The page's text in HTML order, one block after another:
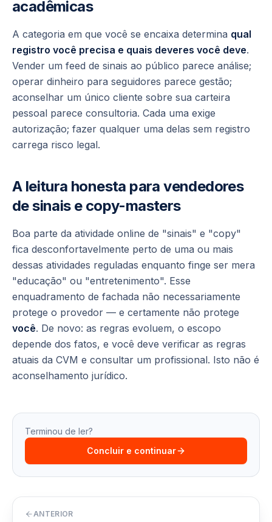
acadêmicas
A categoria em que você se encaixa determina qual
registro você precisa e quais deveres você deve.
Vender um feed de sinais ao público parece análise;
operar dinheiro para seguidores parece gestão;
aconselhar um único cliente sobre sua carteira
pessoal parece consultoria. Cada uma exige
autorização; fazer qualquer uma delas sem registro
carrega risco legal.
A leitura honesta para vendedores
de sinais e copy-masters
Boa parte da atividade online de "sinais" e "copy"
fica desconfortavelmente perto de uma ou mais
dessas atividades reguladas enquanto finge ser mera
"educação" ou "entretenimento". Esse
enquadramento de fachada não necessariamente
protege o provedor — e certamente não protege
você. De novo: as regras evoluem, o escopo
depende dos fatos, e você deve verificar as regras
atuais da CVM e consultar um profissional. Isto não é
aconselhamento jurídico.
Terminou de ler?
Concluir e continuar
ANTERIOR